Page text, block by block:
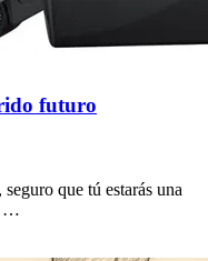
futuro
que tú estarás una
…